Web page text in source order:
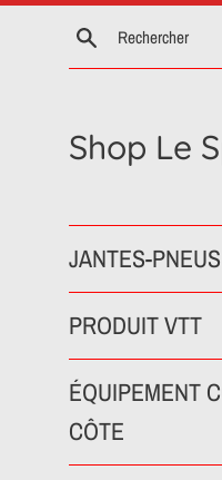
Passer
Recherche
Shop Le
JANTES-PNEUS
PRODUIT VTT
ÉQUIPEMENT
CÔTE